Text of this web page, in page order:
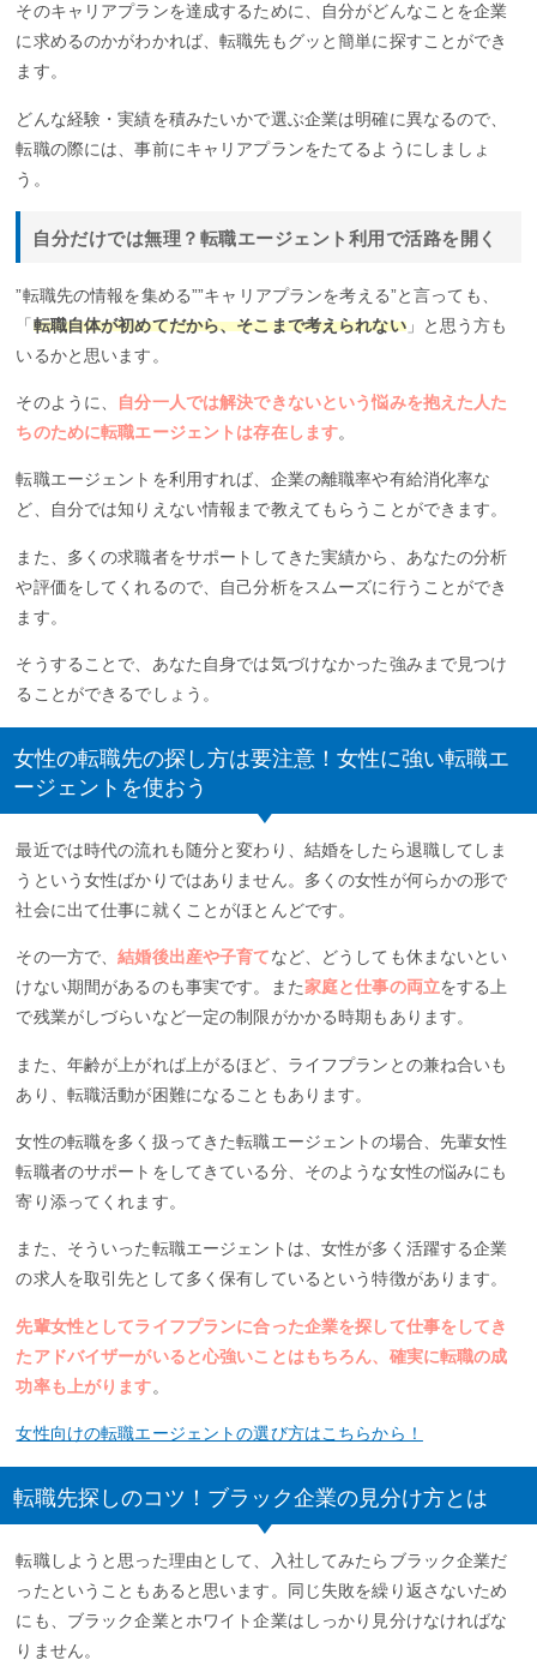
そのキャリアプランを達成するために、自分がどんなことを企業
に求めるのかがわかれば、転職先もグッと簡単に探すことができ
ます。
どんな経験・実績を積みたいかで選ぶ企業は明確に異なるので、
転職の際には、事前にキャリアプランをたてるようにしましょ
う。
自分だけでは無理？転職エージェント利用で活路を開く
”転職先の情報を集める””キャリアプランを考える”と言っても、
「 転職自体が初めてだから、そこまで考えられない」と思う方も
いるかと思います。
そのように、
自分一人では解決できないという悩みを抱えた人た
ちのために転職エージェントは存在します。
転職エージェントを利用すれば、企業の離職率や有給消化率な
ど、自分では知りえない情報まで教えてもらうことができます。
また、多くの求職者をサポートしてきた実績から、あなたの分析
や評価をしてくれるので、自己分析をスムーズに行うことができ
ます。
そうすることで、あなた自身では気づけなかった強みまで見つけ
ることができるでしょう。
女性の転職先の探し方は要注意！女性に強い転職エ
ージェントを使おう
最近では時代の流れも随分と変わり、結婚をしたら退職してしま
うという女性ばかりではありません。多くの女性が何らかの形で
社会に出て仕事に就くことがほとんどです。
その一方で、結婚後出産や子育てなど、どうしても休まないとい
けない期間があるのも事実です。また家庭と仕事の両立をする上
で残業がしづらいなど一定の制限がかかる時期もあります。
また、年齢が上がれば上がるほど、ライフプランとの兼ね合いも
あり、転職活動が困難になることもあります。
女性の転職を多く扱ってきた転職エージェントの場合、先輩女性
転職者のサポートをしてきている分、そのような女性の悩みにも
寄り添ってくれます。
また、そういった転職エージェントは、女性が多く活躍する企業
の求人を取引先として多く保有しているという特徴があります。
先輩女性としてライフプランに合った企業を探して仕事をしてき
たアドバイザーがいると心強いことはもちろん、確実に転職の成
功率も上がります。
女性向けの転職エージェントの選び方はこちらから！
転職先探しのコツ！ブラック企業の見分け方とは
転職しようと思った理由として、入社してみたらブラック企業だ
ったということもあると思います。同じ失敗を繰り返さないため
にも、ブラック企業とホワイト企業はしっかり見分けなければな
りません。